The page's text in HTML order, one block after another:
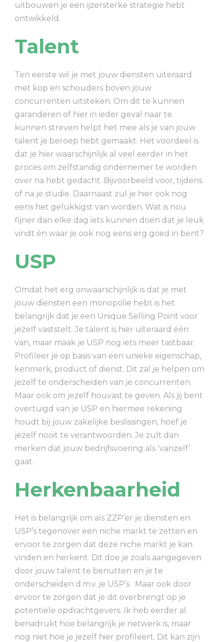
uitbouwen je een ijzersterke strategie hebt
ontwikkeld.
Talent
Ten eerste wil je met jouw diensten uiteraard
met kop en schouders boven jouw
concurrenten uitsteken. Om dit te kunnen
garanderen of hier in ieder geval naar te
kunnen streven helpt het mee als je van jouw
talent je beroep hebt gemaakt. Het voordeel is
dat je hier waarschijnlijk al veel eerder in het
proces om zelfstandig ondernemer te worden
over na hebt gedacht. Bijvoorbeeld voor, tijdens
of na je studie. Daarnaast zul je hier ook nog
eens het gelukkigst van worden. Wat is nou
fijner dan elke dag iets kunnen doen dat je leuk
vindt én waar je ook nog eens erg goed in bent?
USP
Omdat het erg onwaarschijnlijk is dat je met
jouw diensten een monopolie hebt is het
belangrijk dat je een Unique Selling Point voor
jezelf vaststelt. Je talent is hier uiteraard één
van, maar maak je USP nog iets meer tastbaar.
Profileer je op basis van een unieke eigenschap,
kenmerk, product of dienst. Dit zal je helpen om
jezelf te onderscheiden van je concurrenten.
Maar ook om jezelf houvast te geven. Als jij bent
overtuigd van je USP en hiermee rekening
houdt bij jouw zakelijke beslissingen, hoef je
jezelf nooit te verantwoorden. Je zult dan
merken dat jouw bedrijfsvoering als ‘vanzelf’
gaat.
Herkenbaarheid
Het is belangrijk om als ZZP’er je diensten en
USP’s tegenover een niche markt te zetten en
ervoor te zorgen dat deze niche markt je kan
vinden en herkent. Dit doe je zoals aangegeven
door jouw talent te benutten en je te
onderscheiden d.m.v. je USP’s. Maar ook door
ervoor te zorgen dat je dit overbrengt op je
potentiële opdrachtgevers. Ik heb eerder al
benadrukt hoe belangrijk je netwerk is, maar
nog niet hoe je jezelf hier profileert. Dit kan zijn